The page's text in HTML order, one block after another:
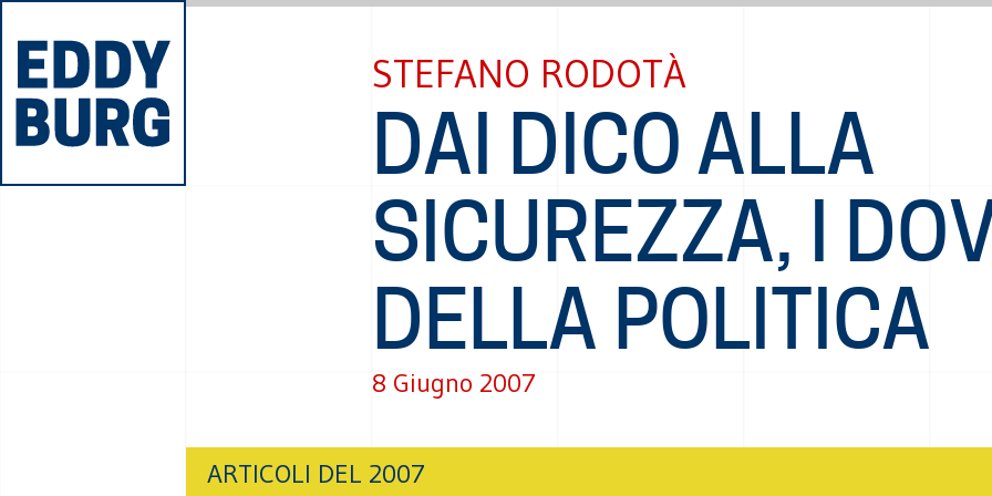
STEFANO RODOTÀ
DAI DICO ALLA
SICUREZZA, I
DELLA POLITICA
8 Giugno 2007
ARTICOLI DEL 2007